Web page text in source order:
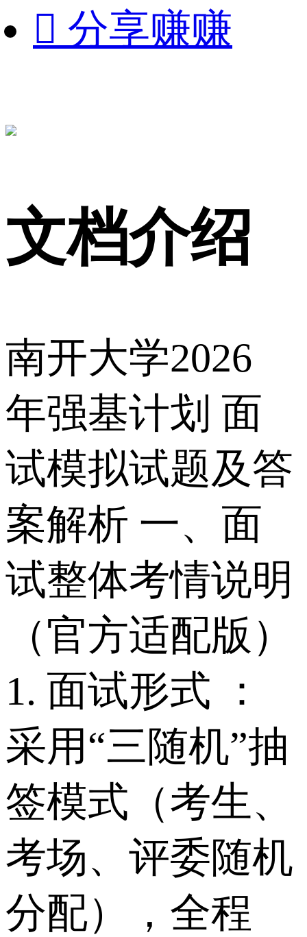
 分享赚赚
文档介绍
南开大学2026
年强基计划 面
试模拟试题及答
案解析 一、面
试整体考情说明
（官方适配版）
1. 面试形式 ：
采用“三随机”抽
签模式（考生、
考场、评委随机
分配），全程